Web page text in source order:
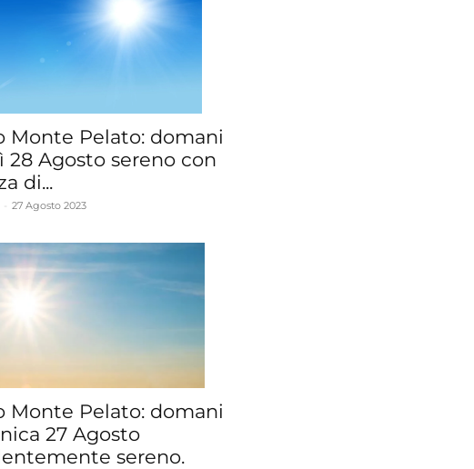
»
Weather
Monte Pelato: domani
28 Agosto sereno con
di...
27 Agosto 2023
Monte Pelato: domani
27 Agosto
sereno.